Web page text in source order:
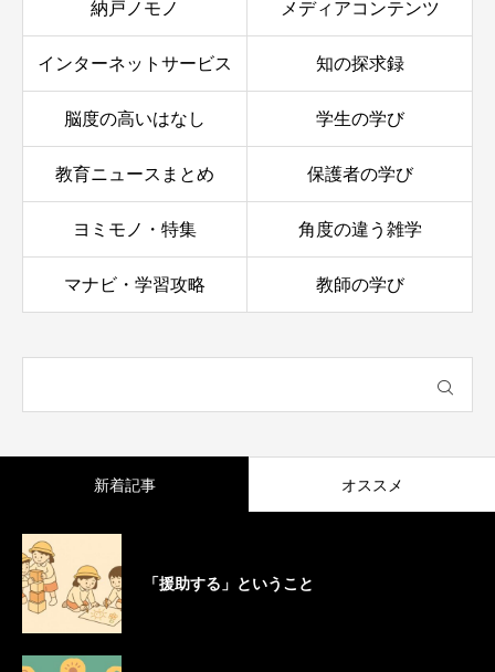
納戸ノモノ メディアコンテンツ
インターネットサービス 知の探求録
脳度の高いはなし 学生の学び
教育ニュースまとめ 保護者の学び
ヨミモノ・特集 角度の違う雑学
マナビ・学習攻略 教師の学び
新着記事 オススメ
「援助する」ということ